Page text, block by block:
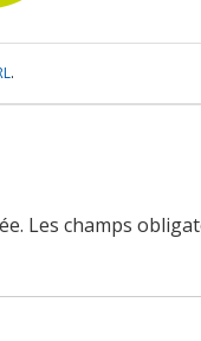
.
Les champs